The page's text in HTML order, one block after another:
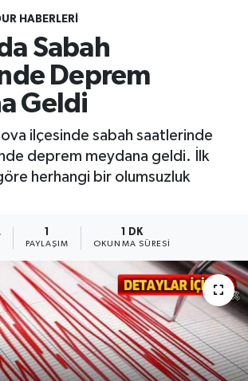
HABERLERİ
Sabah
Deprem
Geldi
ilçesinde sabah saatlerinde
deprem meydana geldi. İlk
herhangi bir olumsuzluk
1
PAYLAŞIM
1 DK
OKUNMA SÜRESI